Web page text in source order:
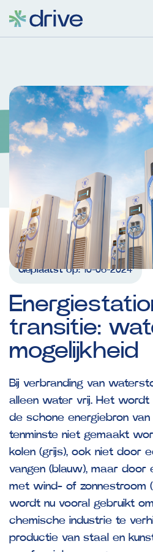
Geplaatst op:10-06-2024
transitie:
mogelijkheid
Bij verbranding van
alleen water vrij. Het wordt
de schone energiebron
tenminste niet gemaakt
kolen (grijs), ook niet door
vangen (blauw), maar door
met wind- of zonnestroom
wordt nu vooral gebruikt
chemische industrie te
productie van staal en